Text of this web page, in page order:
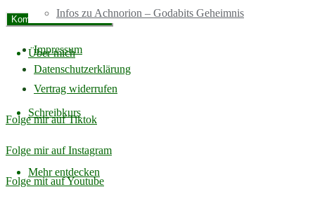
Infos zu Achnorion – Godabits Geheimnis
Über mich
Schreibkurs
Mehr entdecken
Impressum
Datenschutzerklärung
Vertrag widerrufen
Folge mir auf Tiktok
Folge mir auf Instagram
Folge mit auf Youtube